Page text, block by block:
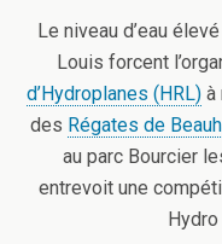
Le niveau d’eau
Louis forcent
d’Hydroplanes (HRL) à
des Régates de
au parc Bourcier
entrevoit une